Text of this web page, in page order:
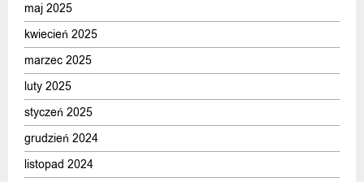
maj 2025
kwiecień 2025
marzec 2025
luty 2025
styczeń 2025
grudzień 2024
listopad 2024